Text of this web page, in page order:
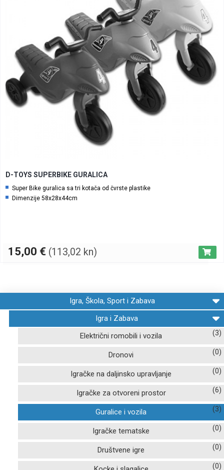
D-TOYS SUPERBIKE GURALICA
Super Bike guralica sa tri kotača od čvrste plastike
Dimenzije 58x28x44cm
15,00 € (113,02 kn)
Igra, Škola, Sport i Zabava
Igra i Zabava
Električni romobili i vozila
(3)
Dronovi (0)
Igračke na daljinsko upravljanje (0)
Igračke za otvoreni prostor (6)
Guralice i vozila (3)
Igračke tematske (0)
Društvene igre (0)
(0)